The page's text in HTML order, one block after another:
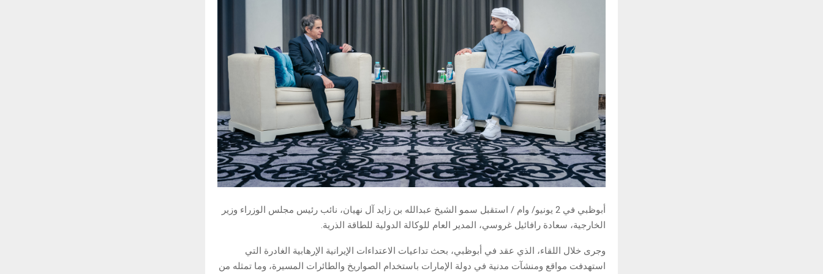
أبوظبي في 2 يونيو/ وام / استقبل سمو الشيخ عبدالله بن زايد آل نهيان، نائب رئيس مجلس الوزراء وزير
الخارجية، سعادة رافائيل غروسي، المدير العام للوكالة الدولية للطاقة الذرية.
وجرى خلال اللقاء، الذي عقد في أبوظبي، بحث تداعيات الاعتداءات الإيرانية الإرهابية الغادرة التي
استهدفت مواقع ومنشآت مدنية في دولة الإمارات باستخدام الصواريخ والطائرات المسيرة، وما تمثله من